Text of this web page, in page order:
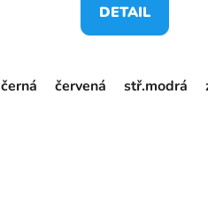
granátová/černá stř.modrá/
DETAIL
černá červená stř.modrá